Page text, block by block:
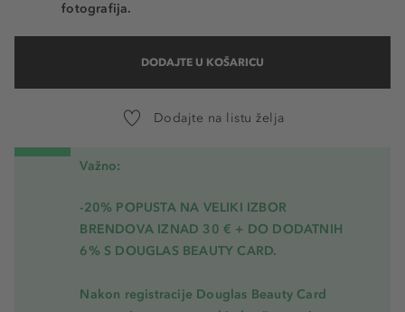
fotografija.
DODAJTE U KOŠARICU
Dodajte na listu želja
Važno:
-20% POPUSTA NA VELIKI IZBOR
BRENDOVA IZNAD 30 € + DO DODATNIH
6% S DOUGLAS BEAUTY CARD.
Nakon registracije Douglas Beauty Card